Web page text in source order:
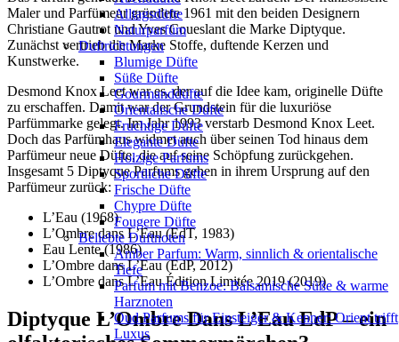
Alltagsdüfte
Naturparfüm
Duftrichtungen
Blumige Düfte
Süße Düfte
Gourmanddüfte
Orientalische Düfte
Fruchtige Düfte
Elegante Düfte
Holzige Parfums
Sportliche Düfte
Frische Düfte
Chypre Düfte
Fougere Düfte
Beliebte Duftnoten
Amber Parfum: Warm, sinnlich & orientalische
Tiefe
Parfum mit Benzoe: Balsamische Süße & warme
Harznoten
Oud Parfums für Einsteiger & Kenner: Orient trifft
Luxus
Maler und Parfümeur gründete 1961 mit den beiden Designern
Christiane Gautrot und Yves Coueslant die Marke Diptyque.
Zunächst vertrieb die Marke Stoffe, duftende Kerzen und
Kunstwerke.
Desmond Knox Leet war es, der auf die Idee kam, originelle Düfte
zu erschaffen. Damit war der Grundstein für die luxuriöse
Parfümmarke gelegt. Im Jahr 1993 verstarb Desmond Knox Leet.
Doch das Parfümhaus widmet auch über seinen Tod hinaus dem
Parfümeur neue Düfte, die auf seine Schöpfung zurückgehen.
Insgesamt 5 Diptyque Parfums gehen in ihrem Ursprung auf den
Parfümeur zurück:
L’Eau (1968)
L’Ombre dans L’Eau (EdT, 1983)
Eau Lente (1986)
L’Ombre dans L’Eau (EdP, 2012)
L’Ombre dans L’Eau Édition Limitée 2019 (2019)
Diptyque L’Ombre Dans L’Eau EdP – ein